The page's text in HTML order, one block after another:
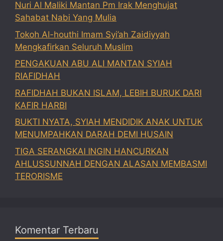
Nuri Al Maliki Mantan Pm Irak Menghujat
Sahabat Nabi Yang Mulia
Tokoh Al-houthi Imam Syi’ah Zaidiyyah
Mengkafirkan Seluruh Muslim
PENGAKUAN ABU ALI MANTAN SYIAH
RIAFIDHAH
RAFIDHAH BUKAN ISLAM, LEBIH BURUK DARI
KAFIR HARBI
BUKTI NYATA, SYIAH MENDIDIK ANAK UNTUK
MENUMPAHKAN DARAH DEMI HUSAIN
TIGA SERANGKAI INGIN HANCURKAN
AHLUSSUNNAH DENGAN ALASAN MEMBASMI
TERORISME
Komentar Terbaru